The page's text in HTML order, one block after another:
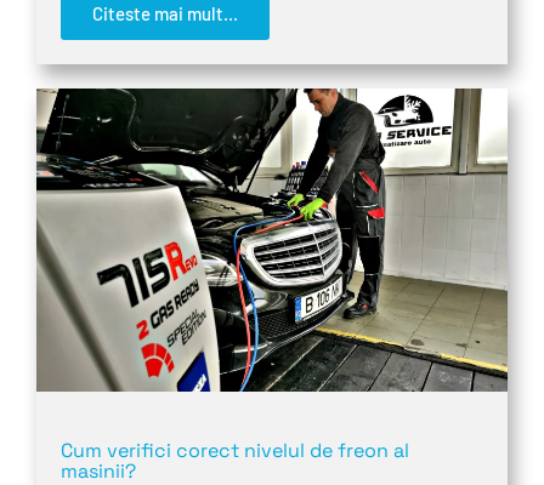
Citeste mai mult...
Cum verifici corect nivelul de freon al
masinii?